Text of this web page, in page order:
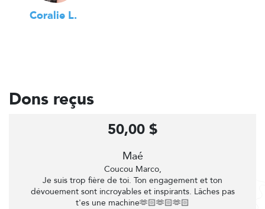
Coralie L.
Dons reçus
Maé
Coucou Marco,
Je suis trop fière de toi. Ton engagement et ton
dévouement sont incroyables et inspirants. Lâches pas
t'es une machine🫶🏻🫶🏻🫶🏻
50,00 $